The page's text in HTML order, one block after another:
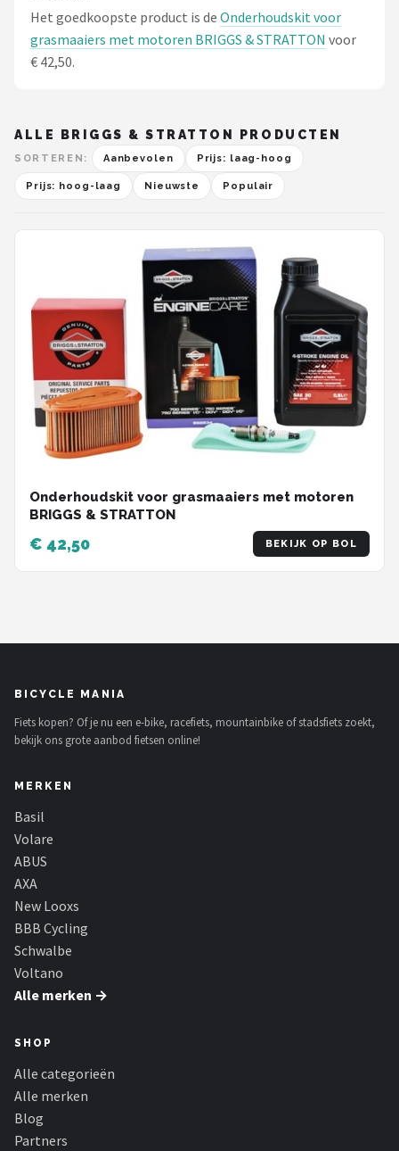
Het goedkoopste product is de Onderhoudskit voor
grasmaaiers met motoren BRIGGS & STRATTON voor
€ 42,50.
ALLE BRIGGS & STRATTON PRODUCTEN
SORTEREN: Aanbevolen Prijs: laag-hoog
Prijs: hoog-laag Nieuwste Populair
Onderhoudskit voor grasmaaiers met motoren
BRIGGS & STRATTON
€ 42,50 BEKIJK OP BOL
BICYCLE MANIA
Fiets kopen? Of je nu een e-bike, racefiets, mountainbike of stadsfiets zoekt,
bekijk ons grote aanbod fietsen online!
MERKEN
Basil
Volare
ABUS
AXA
New Looxs
BBB Cycling
Schwalbe
Voltano
Alle merken →
SHOP
Alle categorieën
Alle merken
Blog
Partners